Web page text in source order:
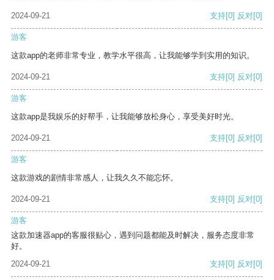
2024-09-21 支持[0] 反对[0]
游客
这款app的老师非常专业，教学水平很高，让我能够学到实用的知识。
2024-09-21 支持[0] 反对[0]
游客
这款app是我娱乐的好帮手，让我能够放松身心，享受美好时光。
2024-09-21 支持[0] 反对[0]
游客
这款游戏的剧情非常感人，让我久久不能忘怀。
2024-09-21 支持[0] 反对[0]
游客
这款加速器app的客服很贴心，遇到问题都能及时解决，服务态度非常
好。
2024-09-21
支持[0] 反对[0]